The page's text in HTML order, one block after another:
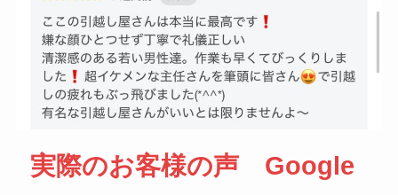
実際のお客様の声 Google